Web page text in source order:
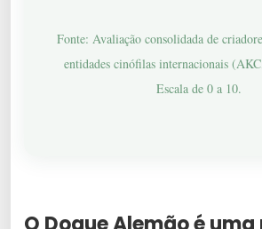
Fonte: Avaliação consolidada de
entidades cinófilas internacionais
Escala de 0 a 10.